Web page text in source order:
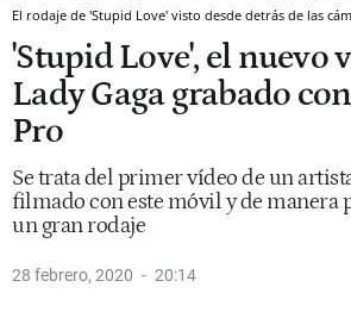
El rodaje de 'Stupid Love' visto desde detrás de las
'Stupid Love', el nuevo
Lady Gaga grabado
Pro
Se trata del primer vídeo de un
filmado con este móvil y de manera
un gran rodaje
28 febrero, 2020 20:14